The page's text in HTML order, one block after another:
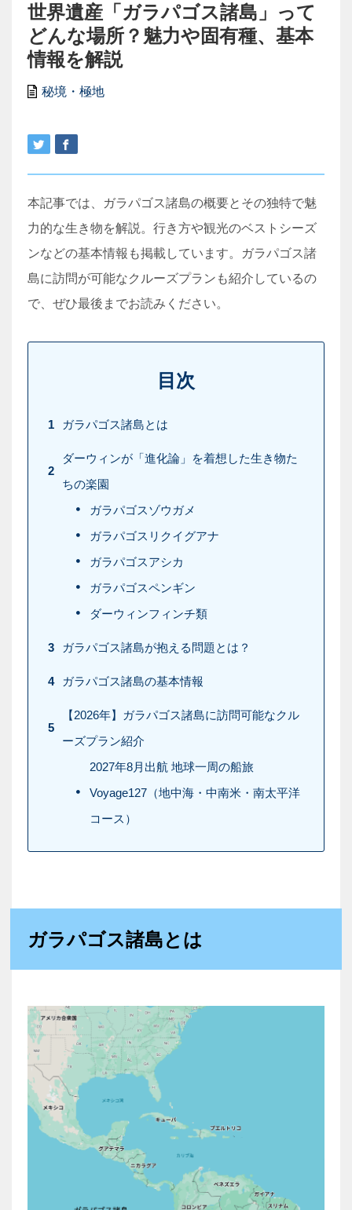
世界遺産「ガラパゴス諸島」って
どんな場所？魅力や固有種、基本
情報を解説
秘境・極地
本記事では、ガラパゴス諸島の概要とその独特で魅
力的な生き物を解説。行き方や観光のベストシーズ
ンなどの基本情報も掲載しています。ガラパゴス諸
島に訪問が可能なクルーズプランも紹介しているの
で、ぜひ最後までお読みください。
目次
1 ガラパゴス諸島とは
2
ダーウィンが「進化論」を着想した生き物た
ちの楽園
ガラパゴスゾウガメ
ガラパゴスリクイグアナ
ガラパゴスアシカ
ガラパゴスペンギン
ダーウィンフィンチ類
3 ガラパゴス諸島が抱える問題とは？
4 ガラパゴス諸島の基本情報
5
【2026年】ガラパゴス諸島に訪問可能なクル
ーズプラン紹介
2027年8月出航 地球一周の船旅
Voyage127（地中海・中南米・南太平洋
コース）
ガラパゴス諸島とは